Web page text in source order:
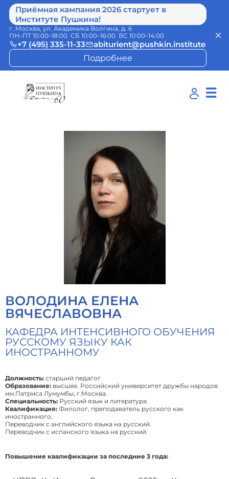
Приёмная кампания 2026 стартует в
Институте Пушкина!
г. Москва, ул. Академика Волгина, д. 6
ПН–ПТ 10:00–18:00 СБ 10:00–16:00 ВС 10:00–14:00
+7 (495) 335-11-33
abiturient@pushkin.institute
Подробнее
☰
ВОЛОДИНА ЕЛЕНА
ВЯЧЕСЛАВОВНА
КАФЕДРА ИНТЕНСИВНОГО ОБУЧЕНИЯ
РУССКОМУ ЯЗЫКУ КАК
ИНОСТРАННОМУ
Должность: старший педагог
Образование: высшее. Российский университет дружбы народов
им.Патриса Лумумбы, г.Москва.
Специальность: Русский язык и литература.
Квалификация: Филолог, преподаватель русского как
иностранного.
Переводчик с английского языка на русский.
Переводчик с испанского языка на русский.
Повышение квалификации за последние 3 года: